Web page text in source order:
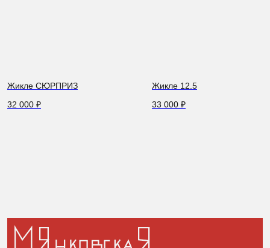
Жикле СЮРПРИЗ
32 000 ₽
Жикле 12.5
33 000 ₽